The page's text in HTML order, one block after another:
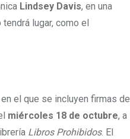
Lindsey Davis, en una
lugar, como el
el que se incluyen firmas de
miércoles 18 de octubre, a
Libros Prohibidos. El